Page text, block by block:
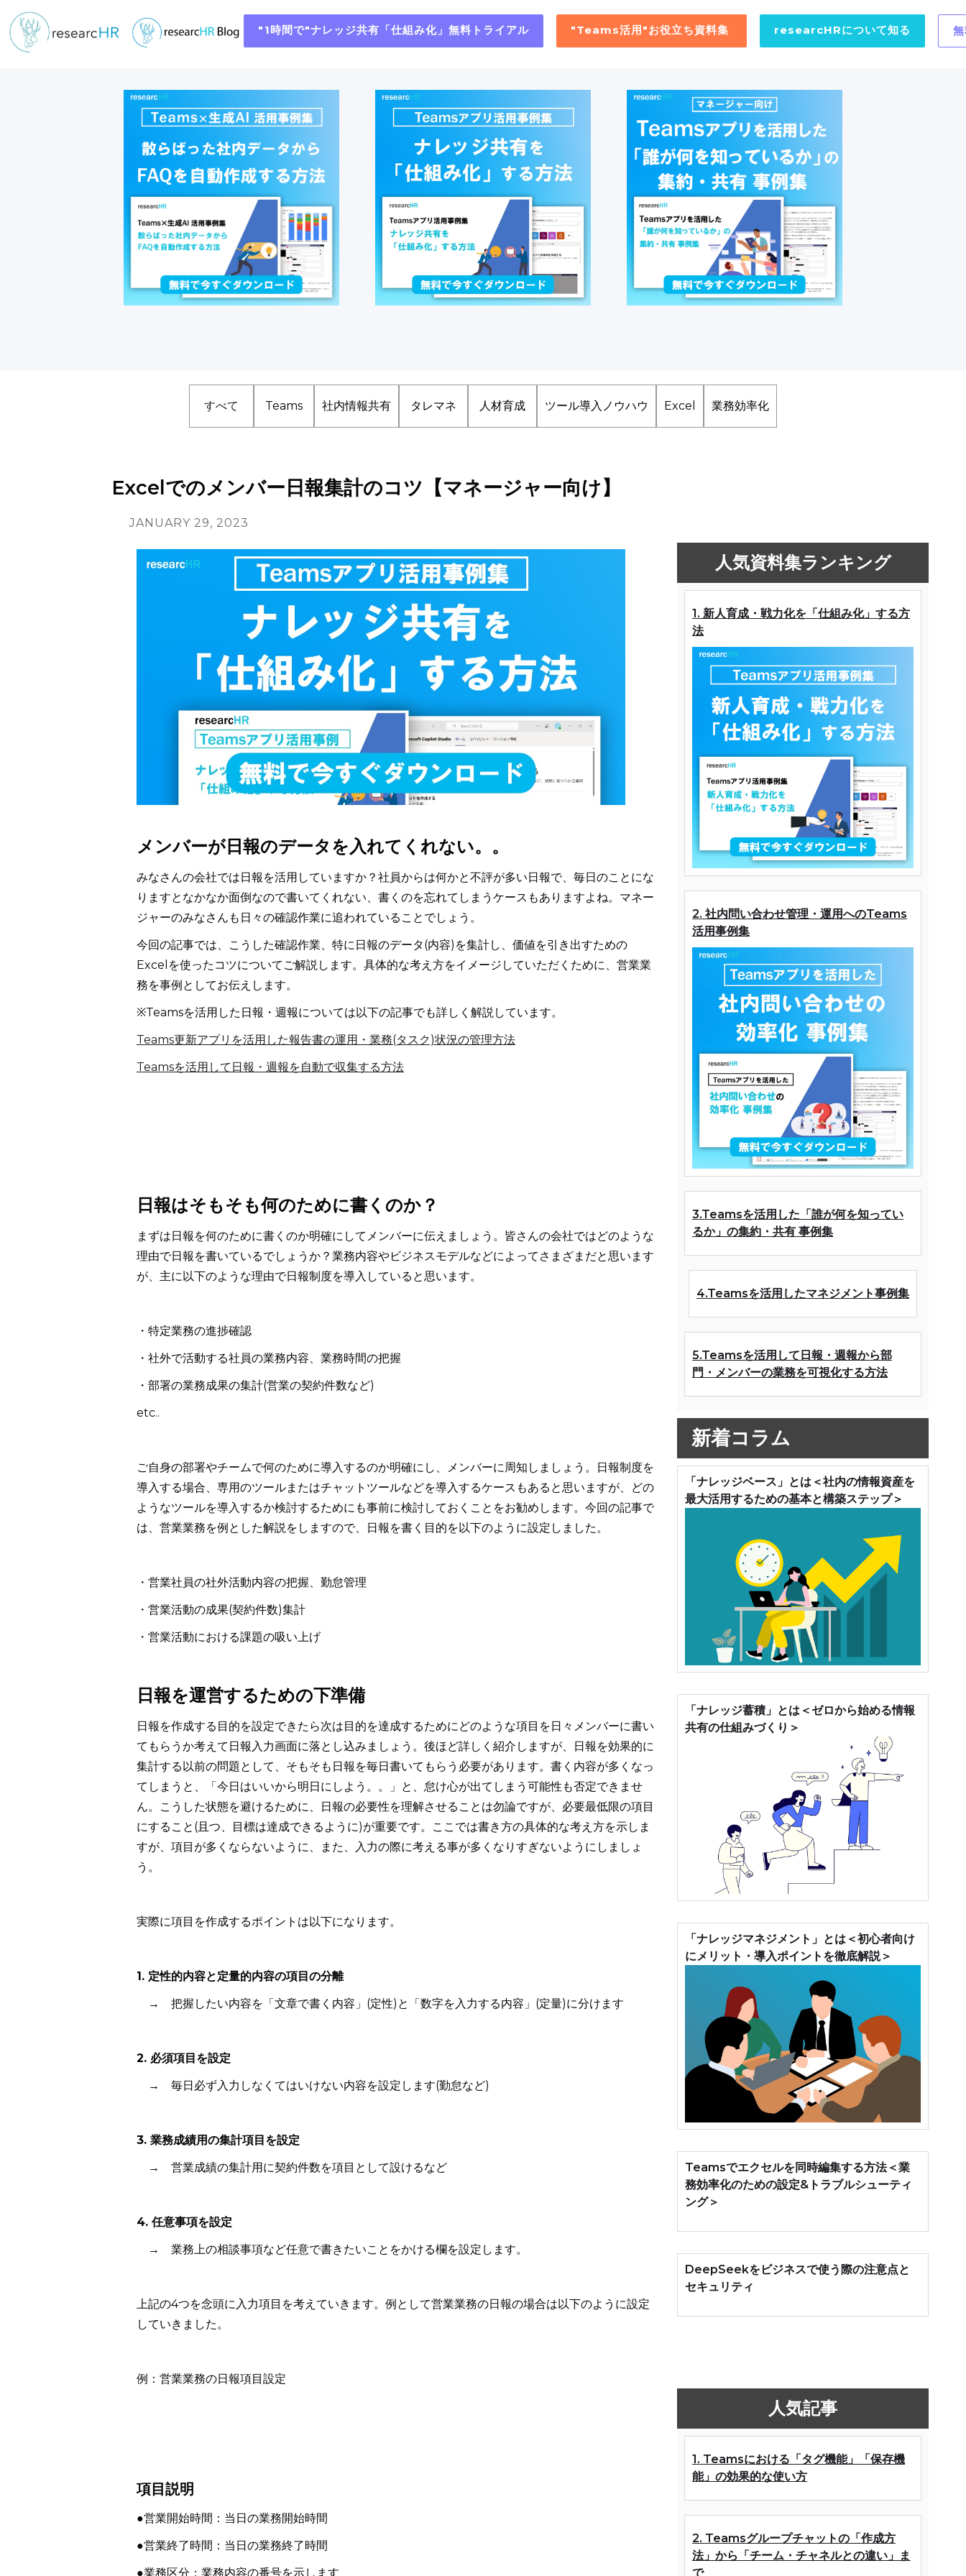
"1時間で"ナレッジ共有「仕組み化」無料トライアル "Teams活用"お役立ち資料集 researcHRについて知る
すべて Teams 社内情報共有 タレマネ 人材育成 ツール導入ノウハウ Excel 業務効率化
Excelでのメンバー日報集計のコツ【マネージャー向け】
JANUARY 29, 2023
メンバーが日報のデータを入れてくれない。。
みなさんの会社では日報を活用していますか？社員からは何かと不評が多い日報で、毎日のことにな
りますとなかなか面倒なので書いてくれない、書くのを忘れてしまうケースもありますよね。マネー
ジャーのみなさんも日々の確認作業に追われていることでしょう。
今回の記事では、こうした確認作業、特に日報のデータ(内容)を集計し、価値を引き出すための
Excelを使ったコツについてご解説します。具体的な考え方をイメージしていただくために、営業業
務を事例としてお伝えします。
※Teamsを活用した日報・週報については以下の記事でも詳しく解説しています。
Teams更新アプリを活用した報告書の運用・業務(タスク)状況の管理方法
Teamsを活用して日報・週報を自動で収集する方法
日報はそもそも何のために書くのか？
まずは日報を何のために書くのか明確にしてメンバーに伝えましょう。皆さんの会社ではどのような
理由で日報を書いているでしょうか？業務内容やビジネスモデルなどによってさまざまだと思います
が、主に以下のような理由で日報制度を導入していると思います。
・特定業務の進捗確認
・社外で活動する社員の業務内容、業務時間の把握
・部署の業務成果の集計(営業の契約件数など)
etc..
ご自身の部署やチームで何のために導入するのか明確にし、メンバーに周知しましょう。日報制度を
導入する場合、専用のツールまたはチャットツールなどを導入するケースもあると思いますが、どの
ようなツールを導入するか検討するためにも事前に検討しておくことをお勧めします。今回の記事で
は、営業業務を例とした解説をしますので、日報を書く目的を以下のように設定しました。
・営業社員の社外活動内容の把握、勤怠管理
・営業活動の成果(契約件数)集計
・営業活動における課題の吸い上げ
日報を運営するための下準備
日報を作成する目的を設定できたら次は目的を達成するためにどのような項目を日々メンバーに書い
てもらうか考えて日報入力画面に落とし込みましょう。後ほど詳しく紹介しますが、日報を効果的に
集計する以前の問題として、そもそも日報を毎日書いてもらう必要があります。書く内容が多くなっ
てしまうと、「今日はいいから明日にしよう。。」と、怠け心が出てしまう可能性も否定できませ
ん。こうした状態を避けるために、日報の必要性を理解させることは勿論ですが、必要最低限の項目
にすること(且つ、目標は達成できるように)が重要です。ここでは書き方の具体的な考え方を示しま
すが、項目が多くならないように、また、入力の際に考える事が多くなりすぎないようにしましょ
う。
実際に項目を作成するポイントは以下になります。
1. 定性的内容と定量的内容の項目の分離
→ 把握したい内容を「文章で書く内容」(定性)と「数字を入力する内容」(定量)に分けます
2. 必須項目を設定
→ 毎日必ず入力しなくてはいけない内容を設定します(勤怠など)
3. 業務成績用の集計項目を設定
→ 営業成績の集計用に契約件数を項目として設けるなど
4. 任意事項を設定
→ 業務上の相談事項など任意で書きたいことをかける欄を設定します。
上記の4つを念頭に入力項目を考えていきます。例として営業業務の日報の場合は以下のように設定
していきました。
例：営業業務の日報項目設定
項目説明
●営業開始時間：当日の業務開始時間
●営業終了時間：当日の業務終了時間
●業務区分：業務内容の番号を示します
人気資料集ランキング
1. 新人育成・戦力化を「仕組み化」する方
法
2. 社内問い合わせ管理・運用へのTeams
活用事例集
3.Teamsを活用した「誰が何を知ってい
るか」の集約・共有 事例集
4.Teamsを活用したマネジメント事例集
5.Teamsを活用して日報・週報から部
門・メンバーの業務を可視化する方法
新着コラム
「ナレッジベース」とは＜社内の情報資産を
最大活用するための基本と構築ステップ＞
「ナレッジ蓄積」とは＜ゼロから始める情報
共有の仕組みづくり＞
「ナレッジマネジメント」とは＜初心者向け
にメリット・導入ポイントを徹底解説＞
Teamsでエクセルを同時編集する方法＜業
務効率化のための設定&トラブルシューティ
ング＞
DeepSeekをビジネスで使う際の注意点と
セキュリティ
人気記事
1. Teamsにおける「タグ機能」「保存機
能」の効果的な使い方
2. Teamsグループチャットの「作成方
法」から「チーム・チャネルとの違い」ま
で